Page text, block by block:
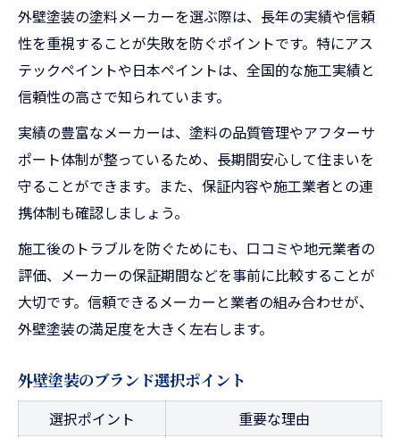
外壁塗装の塗料メーカーを選ぶ際は、長年の実績や信頼
性を重視することが失敗を防ぐポイントです。特にアス
テックペイントや日本ペイントは、全国的な施工実績と
信頼性の高さで知られています。
実績の豊富なメーカーは、塗料の品質管理やアフターサ
ポート体制が整っているため、長期間安心して住まいを
守ることができます。また、保証内容や施工業者との連
携体制も確認しましょう。
施工後のトラブルを防ぐためにも、口コミや地元業者の
評価、メーカーの保証期間などを事前に比較することが
大切です。信頼できるメーカーと業者の組み合わせが、
外壁塗装の満足度を大きく左右します。
外壁塗装のブランド選択ポイント
選択ポイント 重要な理由